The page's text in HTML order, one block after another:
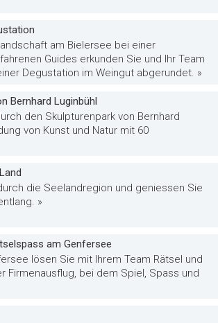
am Bielersee bei einer
Guides erkunden Sie und Ihr Team
Degustation im Weingut abgerundet. »
Bernhard Luginbühl
den Skulpturenpark von Bernhard
von Kunst und Natur mit 60
die Seelandregion und geniessen Sie
»
am Genfersee
lösen Sie mit Ihrem Team Rätsel und
Firmenausflug, bei dem Spiel, Spass und